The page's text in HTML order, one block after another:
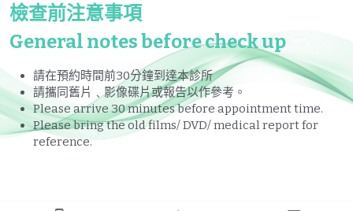
檢查前注意事項
General notes before check up
請在預約時間前30分鐘到達本診所
請攜同舊片﹑影像碟片或報告以作參考。
Please arrive 30 minutes before appointment time.
Please bring the old films/ DVD/ medical report for
reference.